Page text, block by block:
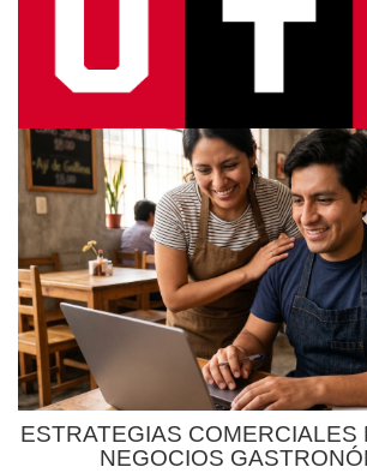
ESTRATEGIAS COMERCIALES
NEGOCIOS